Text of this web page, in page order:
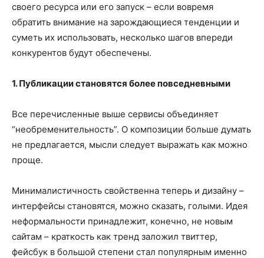
своего ресурса или его запуск – если вовремя
обратить внимание на зарождающиеся тенденции и
суметь их использовать, несколько шагов впереди
конкурентов будут обеспечены.
1. Публикации становятся более повседневными
Все перечисленные выше сервисы объединяет
“необременительность”. О композиции больше думать
не предлагается, мысли следует выражать как можно
проще.
Минималистичность свойственна теперь и дизайну –
интерфейсы становятся, можно сказать, голыми. Идея
неформальности принадлежит, конечно, не новым
сайтам – краткость как тренд заложил твиттер,
фейсбук в большой степени стал популярным именно